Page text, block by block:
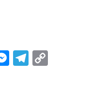
M Te